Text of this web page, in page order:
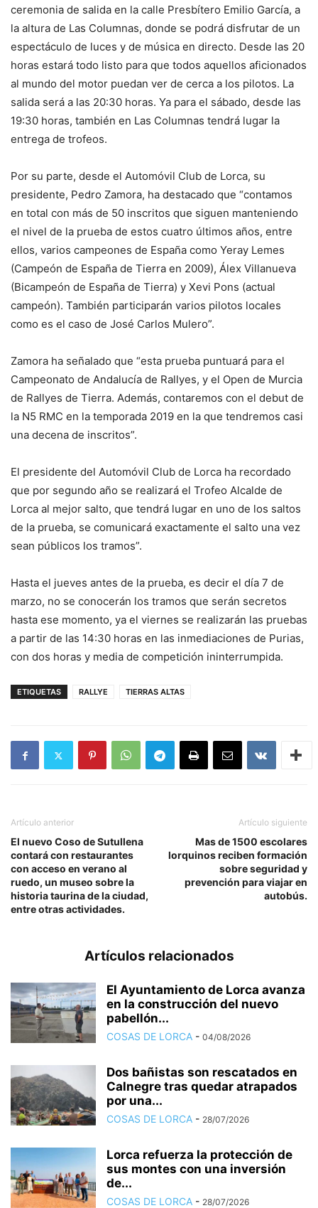
ceremonia de salida en la calle Presbítero Emilio García, a
la altura de Las Columnas, donde se podrá disfrutar de un
espectáculo de luces y de música en directo. Desde las 20
horas estará todo listo para que todos aquellos aficionados
al mundo del motor puedan ver de cerca a los pilotos. La
salida será a las 20:30 horas. Ya para el sábado, desde las
19:30 horas, también en Las Columnas tendrá lugar la
entrega de trofeos.
Por su parte, desde el Automóvil Club de Lorca, su
presidente, Pedro Zamora, ha destacado que “contamos
en total con más de 50 inscritos que siguen manteniendo
el nivel de la prueba de estos cuatro últimos años, entre
ellos, varios campeones de España como Yeray Lemes
(Campeón de España de Tierra en 2009), Álex Villanueva
(Bicampeón de España de Tierra) y Xevi Pons (actual
campeón). También participarán varios pilotos locales
como es el caso de José Carlos Mulero”.
Zamora ha señalado que “esta prueba puntuará para el
Campeonato de Andalucía de Rallyes, y el Open de Murcia
de Rallyes de Tierra. Además, contaremos con el debut de
la N5 RMC en la temporada 2019 en la que tendremos casi
una decena de inscritos”.
El presidente del Automóvil Club de Lorca ha recordado
que por segundo año se realizará el Trofeo Alcalde de
Lorca al mejor salto, que tendrá lugar en uno de los saltos
de la prueba, se comunicará exactamente el salto una vez
sean públicos los tramos”.
Hasta el jueves antes de la prueba, es decir el día 7 de
marzo, no se conocerán los tramos que serán secretos
hasta ese momento, ya el viernes se realizarán las pruebas
a partir de las 14:30 horas en las inmediaciones de Purias,
con dos horas y media de competición ininterrumpida.
ETIQUETAS RALLYE TIERRAS ALTAS
Artículo anterior
El nuevo Coso de Sutullena
contará con restaurantes
con acceso en verano al
ruedo, un museo sobre la
historia taurina de la ciudad,
entre otras actividades.
Artículo siguiente
Mas de 1500 escolares
lorquinos reciben formación
sobre seguridad y
prevención para viajar en
autobús.
Artículos relacionados
El Ayuntamiento de Lorca avanza
en la construcción del nuevo
pabellón...
COSAS DE LORCA - 04/08/2026
Dos bañistas son rescatados en
Calnegre tras quedar atrapados
por una...
COSAS DE LORCA - 28/07/2026
Lorca refuerza la protección de
sus montes con una inversión
de...
COSAS DE LORCA - 28/07/2026